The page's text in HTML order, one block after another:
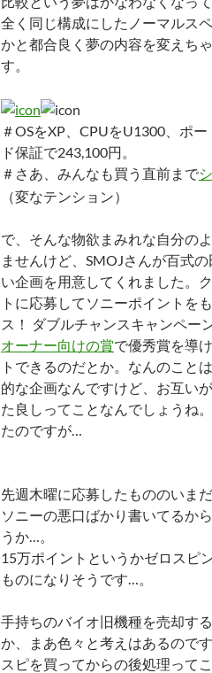
全く同じ構成にしたノーマルス
かと都合良く夢の内容を変えち
す。
＃OSをXP、CPUをU1300、ポ
ド保証で243,100円。
＃さあ、みんなも買う直前まで
（変なテンション）
で、そんな物欲まみれな自分の
ませんけど、SMOJさんが百式
い企画を用意してくれました。
トに応募してソニーポイントを
ス！ ダブルチャンスキャンペー
オーナー向けの賞で優秀賞を導
トできるのだとか。なんのこと
的な企画なんですけど、お互い
た良しってことなんでしょうね
たのですが…
先週木曜に応募したもののいま
ソニーの悪口ばかり書いてるか
うか…。
15万ポイントというかゼロスピ
ものになりそうです…。
手持ちのバイオ旧機種を売却す
か、まあ色々と考えはあるので
スピを買ってからの後処理って